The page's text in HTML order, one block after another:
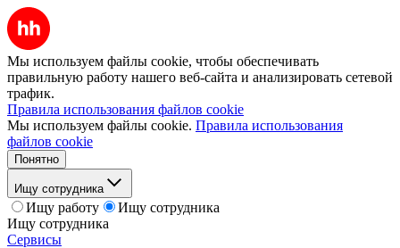
Мы используем файлы cookie, чтобы обеспечивать
правильную работу нашего веб-сайта и анализировать сетевой
трафик.
Правила использования файлов cookie
Мы используем файлы cookie. Правила использования
файлов cookie
Понятно
Ищу сотрудника
Ищу работу
Ищу сотрудника
Ищу сотрудника
Сервисы